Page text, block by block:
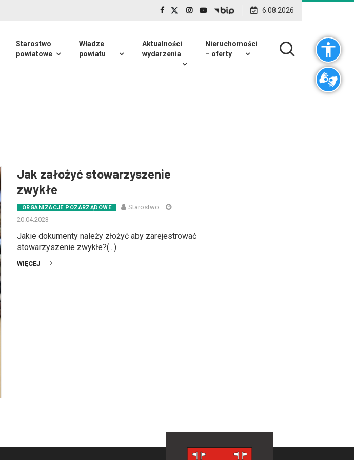
6.08.2026
Starostwo
powiatowe
Władze
powiatu
Aktualności
wydarzenia
Nieruchomości
– oferty
Jak założyć stowarzyszenie
zwykłe
ORGANIZACJE POZARZĄDOWE
Starostwo
20.04.2023
Jakie dokumenty należy złożyć aby zarejestrować
stowarzyszenie zwykłe?(...)
WIĘCEJ